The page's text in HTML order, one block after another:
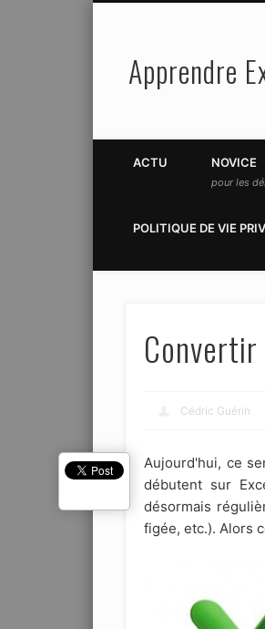
Apprendre
FacebookTwitter
ACTU NOVICE
pour les
POLITIQUE DE VIE
Cédric Guérin
Aujourd'hui, ce
débutent sur
désormais
figée, etc.). Alors